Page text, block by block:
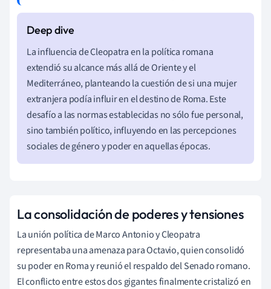
La influencia de Cleopatra en la política romana
extendió su alcance más allá de Oriente y el
Mediterráneo, planteando la cuestión de si una mujer
extranjera podía influir en el destino de Roma. Este
desafío a las normas establecidas no sólo fue personal,
sino también político, influyendo en las percepciones
sociales de género y poder en aquellas épocas.
La consolidación de poderes y tensiones
La unión política de Marco Antonio y Cleopatra
representaba una amenaza para Octavio, quien consolidó
su poder en Roma y reunió el respaldo del Senado romano.
El conflicto entre estos dos gigantes finalmente cristalizó en